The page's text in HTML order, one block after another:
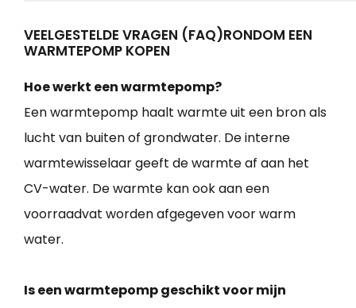
VEELGESTELDE VRAGEN (FAQ)RONDOM EEN
WARMTEPOMP KOPEN
Hoe werkt een warmtepomp?
Een warmtepomp haalt warmte uit een bron als
lucht van buiten of grondwater. De interne
warmtewisselaar geeft de warmte af aan het
CV-water. De warmte kan ook aan een
voorraadvat worden afgegeven voor warm
water.
Is een warmtepomp geschikt voor mijn